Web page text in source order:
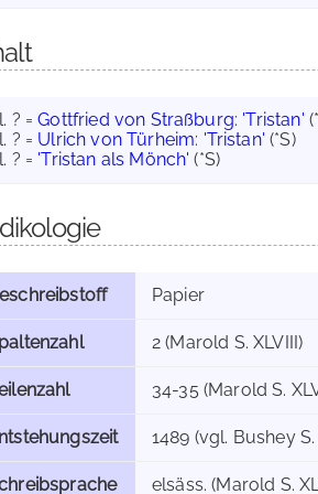
? =Gottfried von Straßburg: 'Tristan'
? = Ulrich von Türheim: 'Tristan' (*S)
? = 'Tristan als Mönch' (*S)
Papier
2 (Marold S. XLVIII)
34-35 (Marold S.
1489 (vgl. Bushey S.
elsäss. (Marold S.